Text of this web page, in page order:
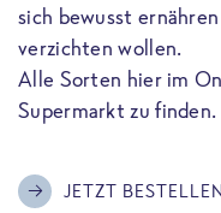
sich bewusst
verzichten wollen.
Alle Sorten hier im
Supermarkt zu finden.
JETZT BESTELLEN